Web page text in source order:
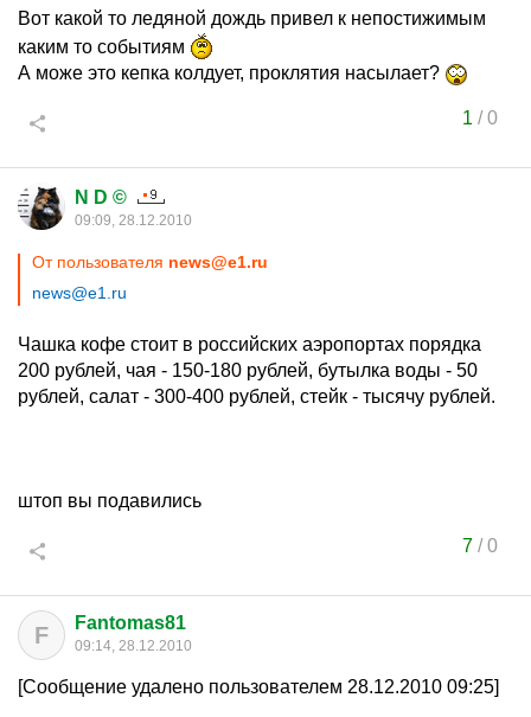
Вот какой то ледяной дождь привел к непостижимым
каким то событиям
А може это кепка колдует, проклятия насылает?
1 /0
N D ©
09:09, 28.12.2010
От пользователя news@e1.ru
news@e1.ru
Чашка кофе стоит в российских аэропортах порядка
200 рублей, чая - 150-180 рублей, бутылка воды - 50
рублей, салат - 300-400 рублей, стейк - тысячу рублей.
штоп вы подавились
7/0
F Fantomas81
09:14, 28.12.2010
[Сообщение удалено пользователем 28.12.2010 09:25]